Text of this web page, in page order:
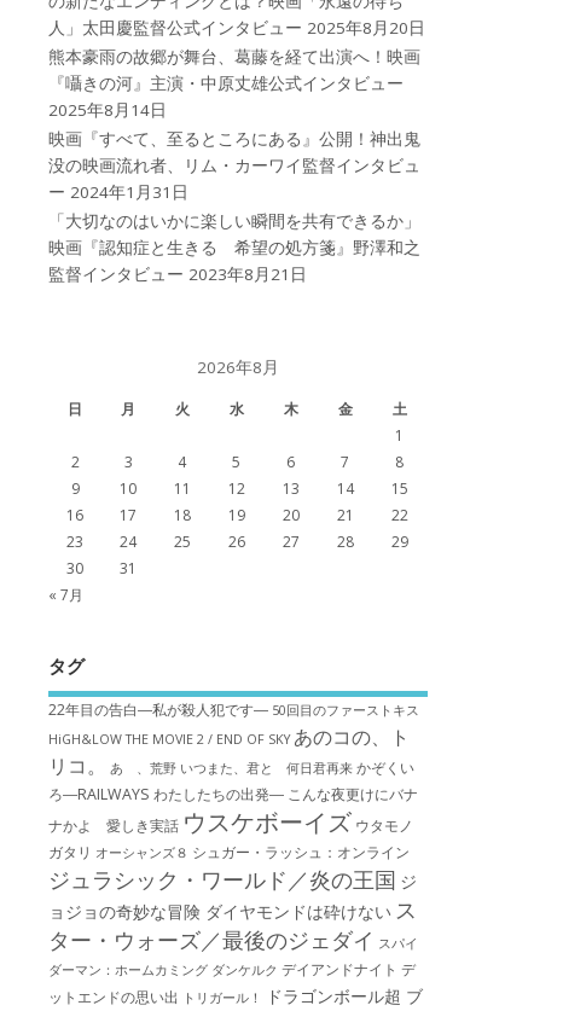
人」太田慶監督公式インタビュー 2025年8月20日
熊本豪雨の故郷が舞台、葛藤を経て出演へ！映画
『囁きの河』主演・中原丈雄公式インタビュー
2025年8月14日
映画『すべて、至るところにある』公開！神出鬼
没の映画流れ者、リム・カーワイ監督インタビュ
ー 2024年1月31日
「大切なのはいかに楽しい瞬間を共有できるか」
映画『認知症と生きる 希望の処方箋』野澤和之
監督インタビュー 2023年8月21日
2026年8月
日 月 火 水 木 金
土
1
2
3 4 5 6 7
8
9
10 11 12 13 14
15
16
17 18 19 20 21
22
23
24 25 26 27 28
29
30
31
« 7月
タグ
22年目の告白―私が殺人犯です― 50回目のファーストキス
HiGH&LOW THE MOVIE 2 / END OF SKY あのコの、ト
リコ。
あゝ、荒野 いつまた、君と 何日君再来 かぞくい
ろ―RAILWAYS わたしたちの出発― こんな夜更けにバナ
ナかよ 愛しき実話 ウスケボーイズ ウタモノ
ガタリ オーシャンズ８ シュガー・ラッシュ：オ​ンライン
ジュラシック・ワールド／炎の王国 ジ
ョジョの奇妙な冒険 ダイヤモンドは砕けない ス
ター・ウォーズ／最後のジェダイ スパイ
ダーマン：ホームカミング ダンケルク デイアンドナイト デ
ットエンドの思い出
トリガール！ ドラゴンボール超 ブ